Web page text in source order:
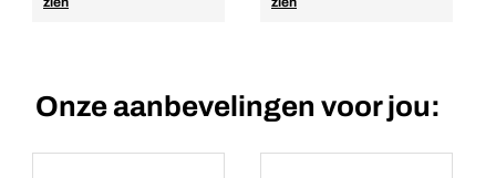
Onze aanbevelingen voor jou: